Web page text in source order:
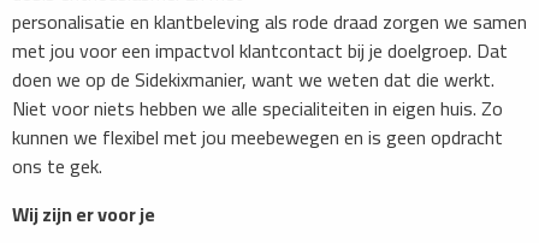
personalisatie en klantbeleving als rode draad zorgen we samen
met jou voor een impactvol klantcontact bij je doelgroep. Dat
doen we op de Sidekixmanier, want we weten dat die werkt.
Niet voor niets hebben we alle specialiteiten in eigen huis. Zo
kunnen we flexibel met jou meebewegen en is geen opdracht
ons te gek.
Wij zijn er voor je